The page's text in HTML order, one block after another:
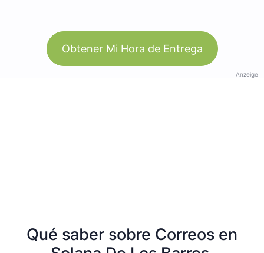
Obtener Mi Hora de Entrega
Anzeige
Qué saber sobre Correos en